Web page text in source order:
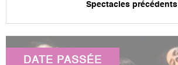
Spectacles précédents
DATE PASSÉE